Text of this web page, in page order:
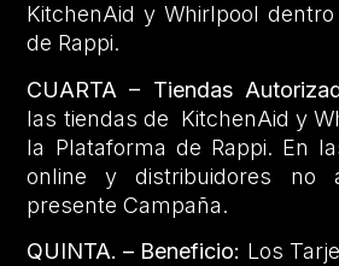
KitchenAid y Whirlpool
de Rappi.
CUARTA – Tiendas
las tiendas de KitchenAid y
la Plataforma de Rappi. En
online y distribuidores no
presente Campaña.
QUINTA. – Beneficio: Los